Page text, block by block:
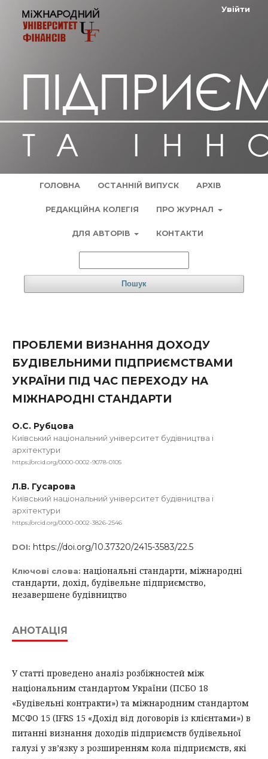
ГОЛОВНА ОСТАННІЙ ВИПУСК АРХІВ
РЕДАКЦІЙНА КОЛЕГІЯ ПРО ЖУРНАЛ
ДЛЯ АВТОРІВ КОНТАКТИ
Пошук
Увійти
ПРОБЛЕМИ ВИЗНАННЯ ДОХОДУ
БУДІВЕЛЬНИМИ ПІДПРИЄМСТВАМИ
УКРАЇНИ ПІД ЧАС ПЕРЕХОДУ НА
МІЖНАРОДНІ СТАНДАРТИ
О.С. Рубцова
Київський національний університет будівництва і
архітектури
https://orcid.org/0000-0002-9078-0105
Л.В. Гусарова
Київський національний університет будівництва і
архітектури
https://orcid.org/0000-0002-3826-2546
DOI: https://doi.org/10.37320/2415-3583/22.5
Ключові слова: національні стандарти, міжнародні
стандарти, дохід, будівельне підприємство,
незавершене будівництво
АНОТАЦІЯ
У статті проведено аналіз розбіжностей між
національним стандартом України (ПСБО 18
«Будівельні контракти») та міжнародним стандартом
МСФО 15 (IFRS 15 «Дохід від договорів із клієнтами») в
питанні визнання доходів підприємств будівельної
галузі у зв’язку з розширенням кола підприємств, які